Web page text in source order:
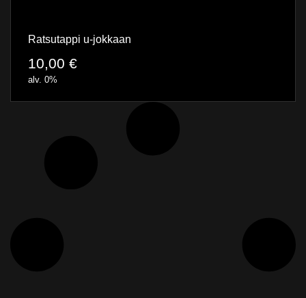
Ratsutappi u-jokkaan
10,00 €
alv. 0%